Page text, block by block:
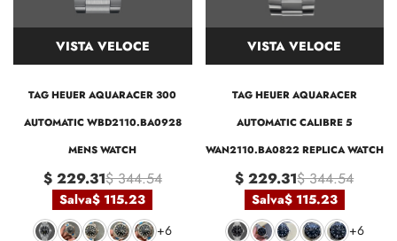
VISTA VELOCE
TAG HEUER AQUARACER 300
AUTOMATIC WBD2110.BA0928
MENS WATCH
$ 229.31$ 344.54
Salva$ 115.23
+6
VISTA VELOCE
TAG HEUER AQUARACER
AUTOMATIC CALIBRE 5
WAN2110.BA0822 REPLICA WATCH
$ 229.31$ 344.54
Salva$ 115.23
+6